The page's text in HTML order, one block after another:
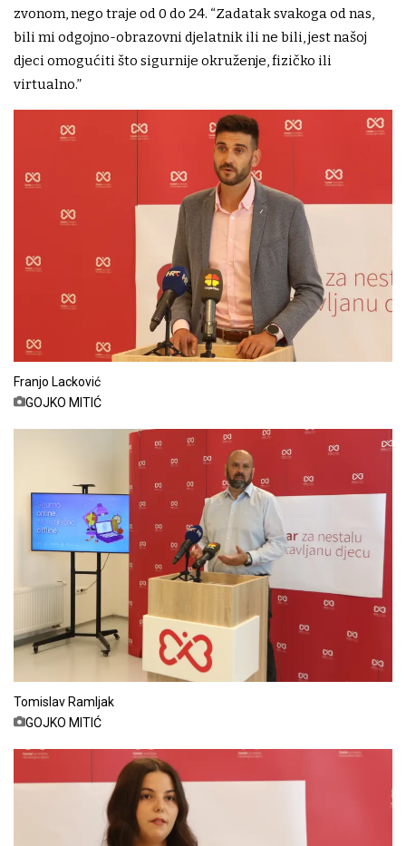
zvonom, nego traje od 0 do 24. “Zadatak svakoga od nas,
bili mi odgojno-obrazovni djelatnik ili ne bili, jest našoj
djeci omogućiti što sigurnije okruženje, fizičko ili
virtualno.”
Franjo Lacković
GOJKO MITIĆ
Tomislav Ramljak
GOJKO MITIĆ